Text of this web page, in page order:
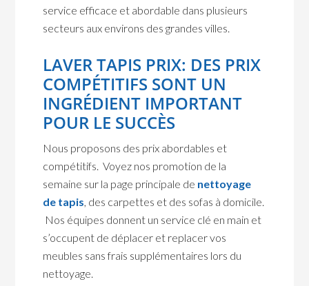
service efficace et abordable dans plusieurs
secteurs aux environs des grandes villes.
LAVER TAPIS PRIX: DES PRIX
COMPÉTITIFS SONT UN
INGRÉDIENT IMPORTANT
POUR LE SUCCÈS
Nous proposons des prix abordables et
compétitifs. Voyez nos promotion de la
semaine sur la page principale de nettoyage
de tapis, des carpettes et des sofas à domicile.
Nos équipes donnent un service clé en main et
s’occupent de déplacer et replacer vos
meubles sans frais supplémentaires lors du
nettoyage.